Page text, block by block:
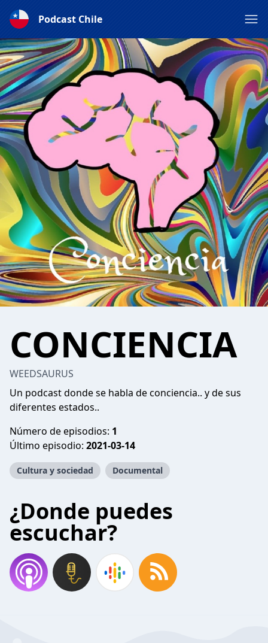
Podcast Chile
CONCIENCIA
WEEDSAURUS
Un podcast donde se habla de conciencia.. y de sus
diferentes estados..
Número de episodios: 1
Último episodio: 2021-03-14
Cultura y sociedad Documental
¿Donde puedes
escuchar?